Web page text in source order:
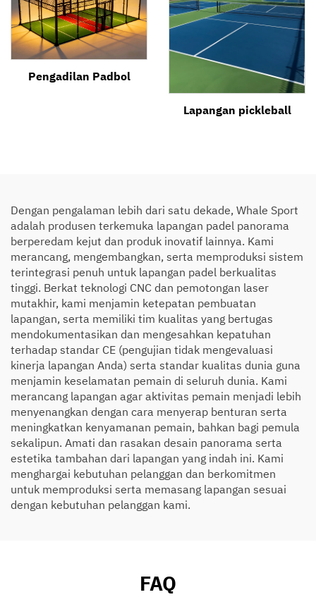
Pengadilan Padbol
Lapangan pickleball
Dengan pengalaman lebih dari satu dekade, Whale Sport
adalah produsen terkemuka lapangan padel panorama
berperedam kejut dan produk inovatif lainnya. Kami
merancang, mengembangkan, serta memproduksi sistem
terintegrasi penuh untuk lapangan padel berkualitas
tinggi. Berkat teknologi CNC dan pemotongan laser
mutakhir, kami menjamin ketepatan pembuatan
lapangan, serta memiliki tim kualitas yang bertugas
mendokumentasikan dan mengesahkan kepatuhan
terhadap standar CE (pengujian tidak mengevaluasi
kinerja lapangan Anda) serta standar kualitas dunia guna
menjamin keselamatan pemain di seluruh dunia. Kami
merancang lapangan agar aktivitas pemain menjadi lebih
menyenangkan dengan cara menyerap benturan serta
meningkatkan kenyamanan pemain, bahkan bagi pemula
sekalipun. Amati dan rasakan desain panorama serta
estetika tambahan dari lapangan yang indah ini. Kami
menghargai kebutuhan pelanggan dan berkomitmen
untuk memproduksi serta memasang lapangan sesuai
dengan kebutuhan pelanggan kami.
FAQ